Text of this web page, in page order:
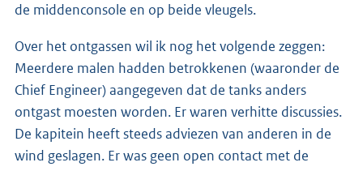
de middenconsole en op beide vleugels.
Over het ontgassen wil ik nog het volgende zeggen:
Meerdere malen hadden betrokkenen (waaronder de
Chief Engineer) aangegeven dat de tanks anders
ontgast moesten worden. Er waren verhitte discussies.
De kapitein heeft steeds adviezen van anderen in de
wind geslagen. Er was geen open contact met de